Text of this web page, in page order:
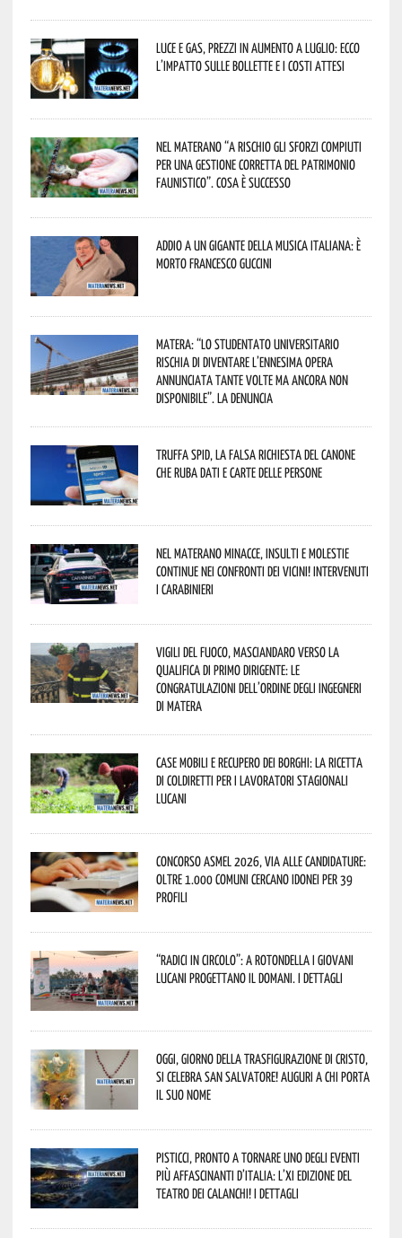
Luce e gas, prezzi in aumento a luglio: ecco
l’impatto sulle bollette e i costi attesi
Nel materano “a rischio gli sforzi compiuti
per una gestione corretta del patrimonio
faunistico”. Cosa è successo
Addio a un gigante della musica italiana: è
morto Francesco Guccini
Matera: “Lo studentato universitario
rischia di diventare l’ennesima opera
annunciata tante volte ma ancora non
disponibile”. La denuncia
Truffa Spid, la falsa richiesta del canone
che ruba dati e carte delle persone
Nel materano minacce, insulti e molestie
continue nei confronti dei vicini! Intervenuti
i Carabinieri
Vigili del Fuoco, Masciandaro verso la
qualifica di Primo Dirigente: le
congratulazioni dell’Ordine degli Ingegneri
di Matera
Case mobili e recupero dei borghi: la ricetta
di Coldiretti per i lavoratori stagionali
lucani
Concorso Asmel 2026, via alle candidature:
oltre 1.000 Comuni cercano idonei per 39
profili
“Radici in Circolo”: a Rotondella i giovani
lucani progettano il domani. I dettagli
Oggi, giorno della Trasfigurazione di Cristo,
si celebra San Salvatore! Auguri a chi porta
il suo nome
Pisticci, pronto a tornare uno degli eventi
più affascinanti d’Italia: l’XI edizione del
Teatro dei Calanchi! I dettagli